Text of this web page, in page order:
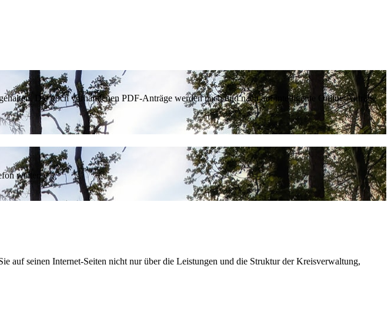
Die noch vorhandenen PDF-Anträge werden nach und nach auf intelligente Online-Anträge
weiter.
auf seinen Internet-Seiten nicht nur über die Leistungen und die Struktur der Kreisverwaltung,